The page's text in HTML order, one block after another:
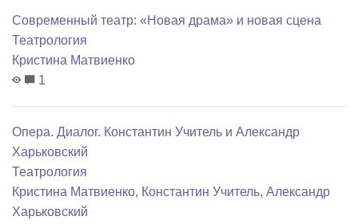
Современный театр: «Новая драма» и новая сцена
Театрология
Кристина Матвиенко
1
Опера. Диалог. Константин Учитель и Александр
Харьковский
Театрология
Кристина Матвиенко, Константин Учитель, Александр
Харьковский